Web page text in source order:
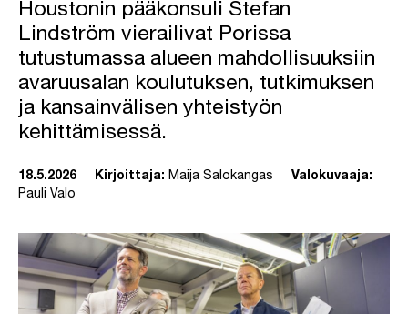
Houstonin pääkonsuli Stefan
Lindström vierailivat Porissa
tutustumassa alueen mahdollisuuksiin
avaruusalan koulutuksen, tutkimuksen
ja kansainvälisen yhteistyön
kehittämisessä.
18.5.2026 Kirjoittaja: Maija Salokangas
Valokuvaaja:
Pauli Valo